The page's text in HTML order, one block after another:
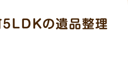
5LDKの遺品整理